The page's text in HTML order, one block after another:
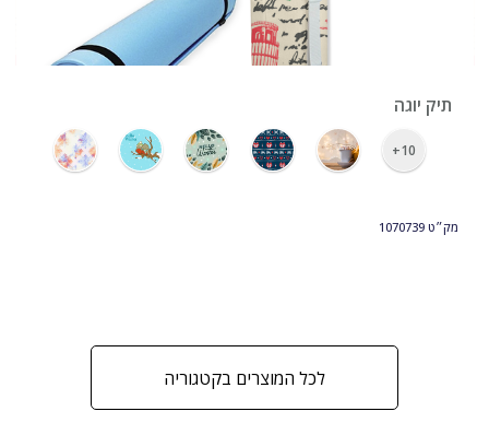
תיק יוגה
10+
מק״ט1070739
לכל המוצרים בקטגוריה